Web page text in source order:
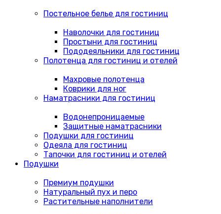
Постельное белье для гостиниц
Наволочки для гостиниц
Простыни для гостиниц
Пододеяльники для гостиниц
Полотенца для гостиниц и отелей
Махровые полотенца
Коврики для ног
Наматрасники для гостиниц
Водонепроницаемые
Защитные наматрасники
Подушки для гостиниц
Одеяла для гостиниц
Тапочки для гостиниц и отелей
Подушки
Премиум подушки
Натуральный пух и перо
Растительные наполнители